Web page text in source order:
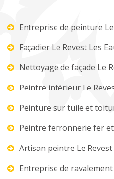
Entreprise de peinture
Façadier Le Revest Les
Nettoyage de façade Le
Peintre intérieur Le
Peinture sur tuile et
Peintre ferronnerie fer et
Artisan peintre Le Revest
Entreprise de ravalement